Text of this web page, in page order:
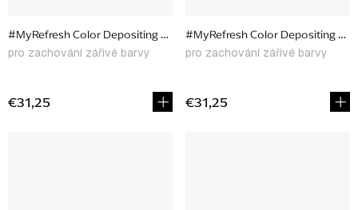
#MyRefresh Color Depositing Conditioner Crimson Spell, 177 ml
pro zachování zářivé barvy
€31,25
#MyRefresh Color Depositing
pro zachování zářivé barvy
€31,25